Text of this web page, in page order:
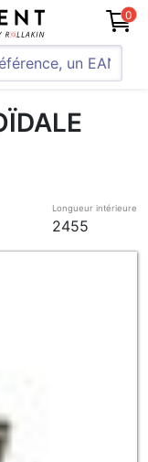
0
Longueur intérieure
2455